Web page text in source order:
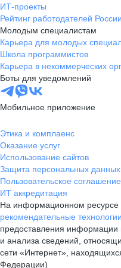
ИТ-проекты
Рейтинг работодателей России
Молодым специалистам
Карьера для молодых
Школа программистов
Карьера в некоммерческих
Боты для уведомлений
Мобильное приложение
Этика и комплаенс
Оказание услуг
Использование сайтов
Защита персональных данных
Пользовательское соглашение
ИТ аккредитация
На информационном ресурсе
рекомендательные технологии
предоставления информации
и анализа сведений,
сети «Интернет»,
Федерации)